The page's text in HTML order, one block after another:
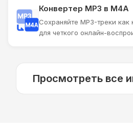
Конвертер MP3 в M4A
Сохраняйте MP3-треки
для четкого онлайн-
Просмотреть все